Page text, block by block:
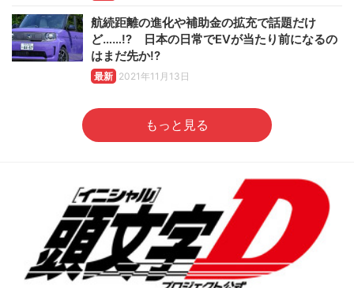
航続距離の進化や補助金の拡充で話題だけ
ど……!? 日本の日常でEVが当たり前になるの
はまだ先か!?
最新 2021年11月13日
もっと見る